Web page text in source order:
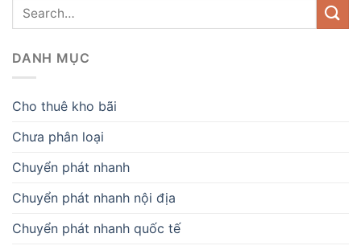
DANH MỤC
Cho thuê kho bãi
Chưa phân loại
Chuyển phát nhanh
Chuyển phát nhanh nội địa
Chuyển phát nhanh quốc tế